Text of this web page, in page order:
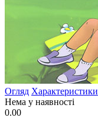
Огляд Характеристики
Нема у наявності
0.00